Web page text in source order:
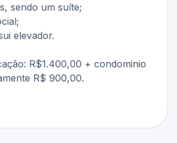
sendo um suíte;
elevador.
R$1.400,00 + condominio
R$ 900,00.